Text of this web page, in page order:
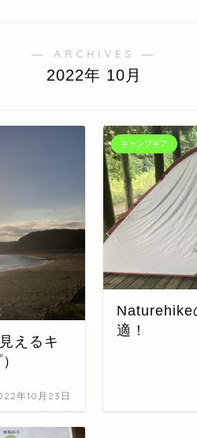
― ARCHIVES ―
2022年 10月
えるキ
年10月23日
キャンプギア
Naturehike
適！